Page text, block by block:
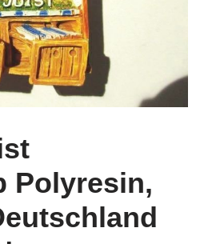
Polyresin,